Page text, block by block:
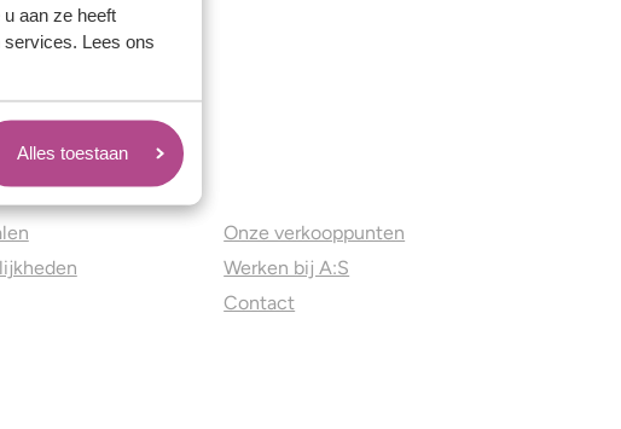
aan ze heeft
Lees ons
Alles toestaan
Onze verkooppunten
Werken bij A:S
Contact